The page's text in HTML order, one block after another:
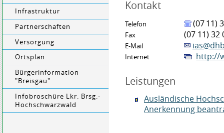
Infrastruktur
Partnerschaften
Versorgung
Ortsplan
Bürgerinformation
"Breisgau"
Infobroschüre Lkr. Brsg.-
Hochschwarzwald
Kontakt
Telefon (0711)
Fax (07 11) 32
E-Mail
Internet http://
Leistungen
Ausländische
Anerkennung